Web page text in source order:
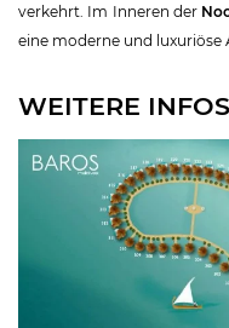
verkehrt. Im Inneren der
eine moderne und luxuriöse
WEITERE INFOS